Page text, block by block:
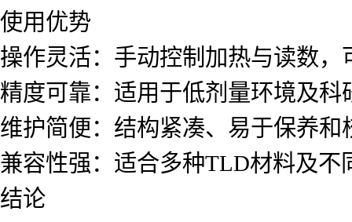
使用优势
操作灵活：手动控制加热与读数
精度可靠：适用于低剂量环境及科
维护简便：结构紧凑、易于保养和
兼容性强：适合多种TLD材料及不
结论